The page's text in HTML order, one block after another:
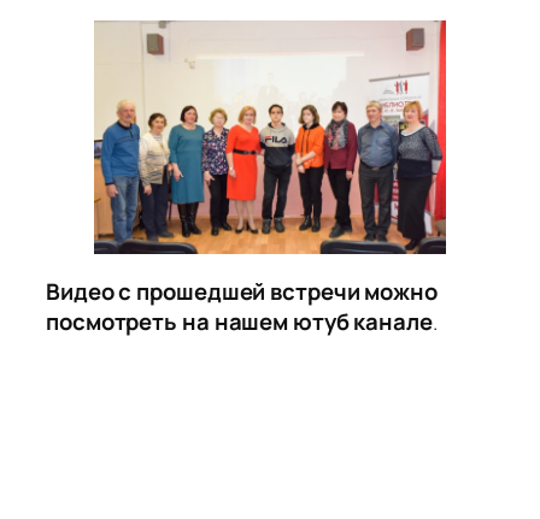
Видео с прошедшей встречи можно
посмотреть на нашем ютуб канале.